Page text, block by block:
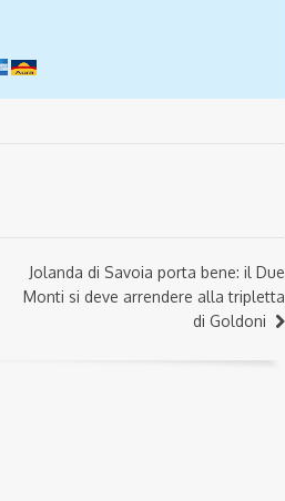
Jolanda di Savoia porta bene: il Due
Monti si deve arrendere alla tripletta
di Goldoni